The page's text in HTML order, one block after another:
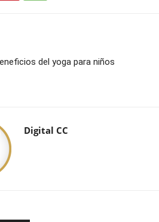
del yoga para niños
Digital CC